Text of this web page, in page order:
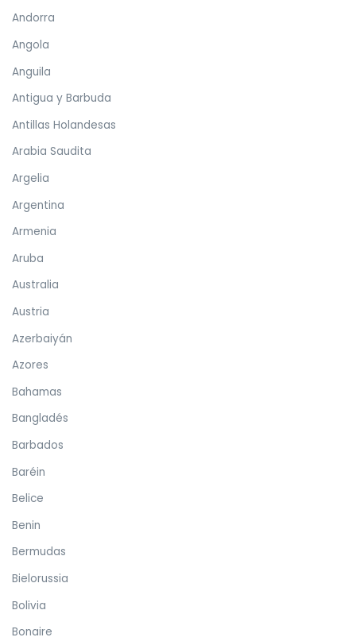
Andorra
Angola
Anguila
Antigua y Barbuda
Antillas Holandesas
Arabia Saudita
Argelia
Argentina
Armenia
Aruba
Australia
Austria
Azerbaiyán
Azores
Bahamas
Bangladés
Barbados
Baréin
Belice
Benin
Bermudas
Bielorussia
Bolivia
Bonaire